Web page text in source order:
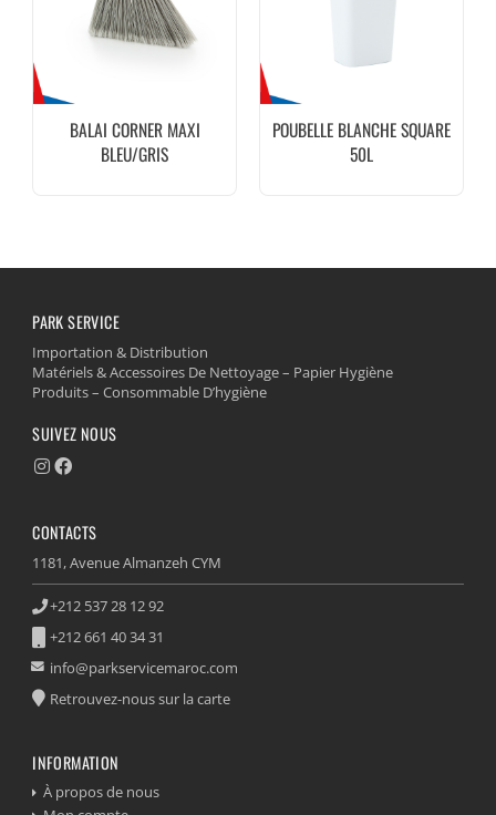
BALAI CORNER MAXI
BLEU/GRIS
POUBELLE BLANCHE SQUARE
50L
PARK SERVICE
Importation & Distribution
Matériels & Accessoires De Nettoyage – Papier Hygiène
Produits – Consommable D’hygiène
SUIVEZ NOUS
CONTACTS
1181, Avenue Almanzeh CYM
+212 537 28 12 92
+212 661 40 34 31
info@parkservicemaroc.com
Retrouvez-nous sur la carte
INFORMATION
À propos de nous